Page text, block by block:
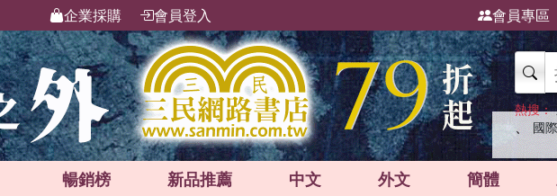
企業採購 會員登入 會員專區
熱搜：
、 國
暢銷榜 新品推薦 中文 外文 簡體